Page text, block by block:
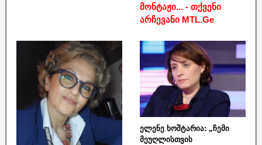
მონტაჟი... - თქვენი
არჩევანი MTL.Ge
ელენე ხოშტარია: „ჩემი
მეუღლისთვის